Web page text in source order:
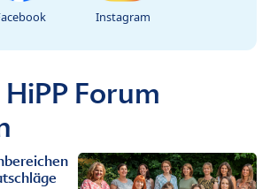
Instagram
Forum